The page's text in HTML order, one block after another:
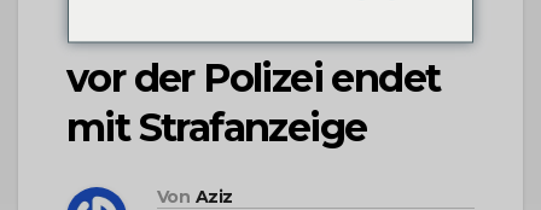
POL-PDNW: Flucht
vor der Polizei endet
mit Strafanzeige
Von Aziz